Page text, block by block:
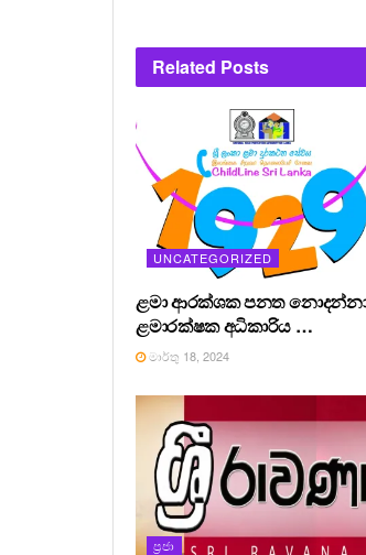
Related Posts
UNCATEGORIZED
ළමා ආරක්ශක පනත
ළමාරක්ෂක අධිකාරිය …
මාර්තු 18, 2024
ප්‍රජා